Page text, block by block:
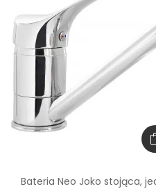
Bateria Neo Joko stojąca,